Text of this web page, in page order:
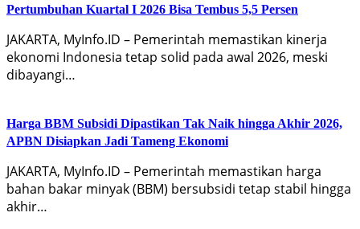
Pertumbuhan Kuartal I 2026 Bisa Tembus 5,5 Persen
JAKARTA, MyInfo.ID – Pemerintah memastikan kinerja
ekonomi Indonesia tetap solid pada awal 2026, meski
dibayangi…
Harga BBM Subsidi Dipastikan Tak Naik hingga Akhir 2026,
APBN Disiapkan Jadi Tameng Ekonomi
JAKARTA, MyInfo.ID – Pemerintah memastikan harga
bahan bakar minyak (BBM) bersubsidi tetap stabil hingga
akhir…